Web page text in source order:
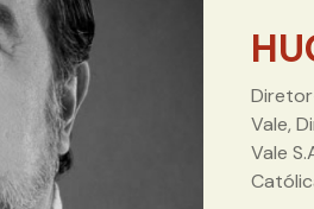
Vale,
Vale